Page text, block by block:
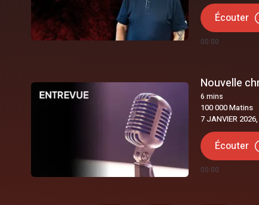
Écouter
00:00
Nouvelle
6 mins
100 000 Matins
7 JANVIER
Écouter
00:00